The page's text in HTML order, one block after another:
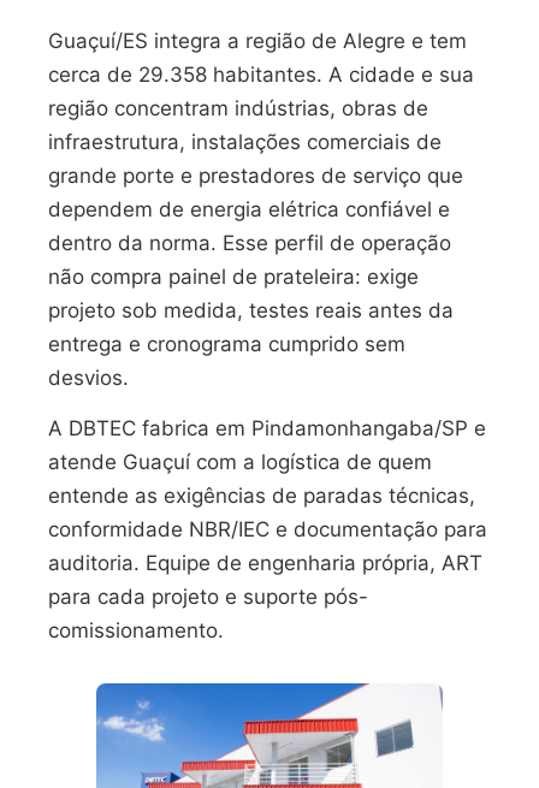
Guaçuí/ES integra a região de Alegre e tem
cerca de 29.358 habitantes. A cidade e sua
região concentram indústrias, obras de
infraestrutura, instalações comerciais de
grande porte e prestadores de serviço que
dependem de energia elétrica confiável e
dentro da norma. Esse perfil de operação
não compra painel de prateleira: exige
projeto sob medida, testes reais antes da
entrega e cronograma cumprido sem
desvios.
A DBTEC fabrica em Pindamonhangaba/SP e
atende Guaçuí com a logística de quem
entende as exigências de paradas técnicas,
conformidade NBR/IEC e documentação para
auditoria. Equipe de engenharia própria, ART
para cada projeto e suporte pós-
comissionamento.